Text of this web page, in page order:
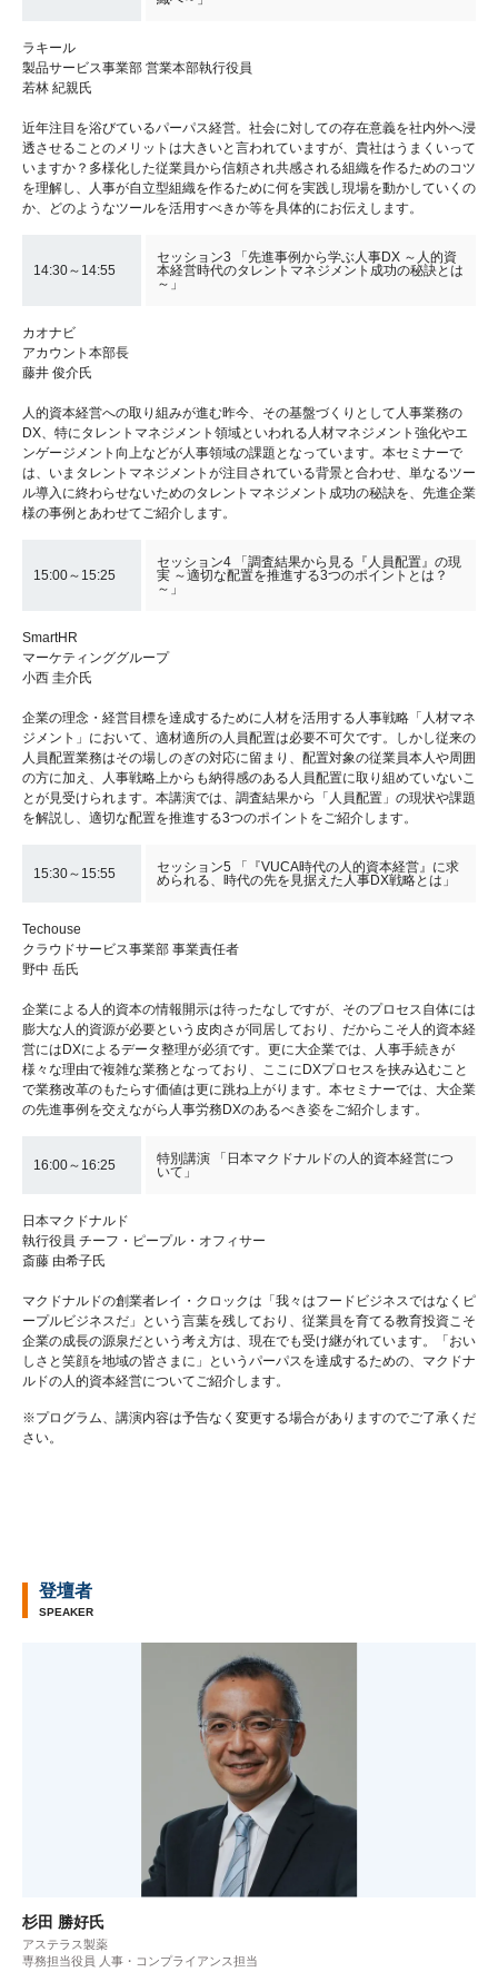
ラキール
製品サービス事業部 営業本部執行役員
若林 紀親氏
近年注目を浴びているパーパス経営。社会に対しての存在意義を社内外へ浸
透させることのメリットは大きいと言われていますが、貴社はうまくいって
いますか？多様化した従業員から信頼され共感される組織を作るためのコツ
を理解し、人事が自立型組織を作るために何を実践し現場を動かしていくの
か、どのようなツールを活用すべきか等を具体的にお伝えします。
14:30～14:55
セッション3 「先進事例から学ぶ人事DX ～人的資
本経営時代のタレントマネジメント成功の秘訣とは
～」
カオナビ
アカウント本部⻑
藤井 俊介氏
人的資本経営への取り組みが進む昨今、その基盤づくりとして人事業務の
DX、特にタレントマネジメント領域といわれる人材マネジメント強化やエ
ンゲージメント向上などが人事領域の課題となっています。本セミナーで
は、いまタレントマネジメントが注目されている背景と合わせ、単なるツー
ル導入に終わらせないためのタレントマネジメント成功の秘訣を、先進企業
様の事例とあわせてご紹介します。
15:00～15:25
セッション4 「調査結果から見る『人員配置』の現
実 ～適切な配置を推進する3つのポイントとは？
～」
SmartHR
マーケティンググループ
小西 圭介氏
企業の理念・経営目標を達成するために人材を活用する人事戦略「人材マネ
ジメント」において、適材適所の人員配置は必要不可欠です。しかし従来の
人員配置業務はその場しのぎの対応に留まり、配置対象の従業員本人や周囲
の方に加え、人事戦略上からも納得感のある人員配置に取り組めていないこ
とが見受けられます。本講演では、調査結果から「人員配置」の現状や課題
を解説し、適切な配置を推進する3つのポイントをご紹介します。
15:30～15:55
セッション5 「『VUCA時代の人的資本経営』に求
められる、時代の先を見据えた人事DX戦略とは」
Techouse
クラウドサービス事業部 事業責任者
野中 岳氏
企業による人的資本の情報開示は待ったなしですが、そのプロセス自体には
膨大な人的資源が必要という皮肉さが同居しており、だからこそ人的資本経
営にはDXによるデータ整理が必須です。更に大企業では、人事手続きが
様々な理由で複雑な業務となっており、ここにDXプロセスを挟み込むこと
で業務改革のもたらす価値は更に跳ね上がります。本セミナーでは、大企業
の先進事例を交えながら人事労務DXのあるべき姿をご紹介します。
16:00～16:25
特別講演 「日本マクドナルドの人的資本経営につ
いて」
日本マクドナルド
執行役員 チーフ・ピープル・オフィサー
斎藤 由希子氏
マクドナルドの創業者レイ・クロックは「我々はフードビジネスではなくピ
ープルビジネスだ」という言葉を残しており、従業員を育てる教育投資こそ
企業の成長の源泉だという考え方は、現在でも受け継がれています。「おい
しさと笑顔を地域の皆さまに」というパーパスを達成するための、マクドナ
ルドの人的資本経営についてご紹介します。
※プログラム、講演内容は予告なく変更する場合がありますのでご了承くだ
さい。
登壇者
SPEAKER
杉田 勝好氏
アステラス製薬
専務担当役員 人事・コンプライアンス担当